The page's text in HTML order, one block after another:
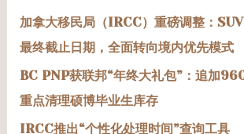
加拿大移民局（IRCC）重磅调整：
最终截止日期，全面转向境内优先模式
BC PNP获联邦“年终大礼包”：追加
重点清理硕博毕业生库存
IRCC推出“个性化处理时间”查询工具